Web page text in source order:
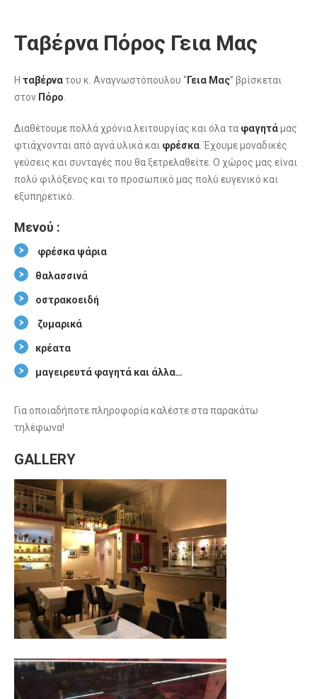
Ταβέρνα Πόρος Γεια Μας
Η ταβέρνατου κ. Αναγνωστόπουλου “Γεια Μας” βρίσκεται
στον Πόρο.
Διαθέτουμε πολλά χρόνια λειτουργίας και όλα τα φαγητάμας
φτιάχνονται από αγνά υλικά και φρέσκα. Έχουμε μοναδικές
γεύσεις και συνταγές που θα ξετρελαθείτε. Ο χώρος μας είναι
πολύ φιλόξενος και το προσωπικό μας πολύ ευγενικό και
εξυπηρετικό.
Μενού :
φρέσκα ψάρια
θαλασσινά
οστρακοειδή
ζυμαρικά
κρέατα
μαγειρευτά φαγητά και άλλα…
Για οποιαδήποτε πληροφορία καλέστε στα παρακάτω
τηλέφωνα!
GALLERY